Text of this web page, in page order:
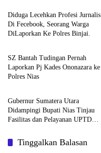
Diduga Lecehkan Profesi Jurnalis
Di Fecebook, Seorang Warga
DiLaporkan Ke Polres Binjai.
Berita
SZ Bantah Tudingan Pernah
Laporkan Pj Kades Ononazara ke
Polres Nias
Berita
Gubernur Sumatera Utara
Didampingi Bupati Nias Tinjau
Fasilitas dan Pelayanan UPTD
Tinggalkan Balasan